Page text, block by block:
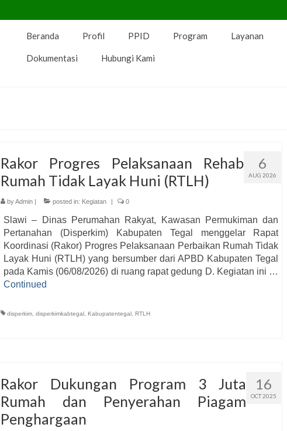
Beranda Profil PPID Program Layanan
Dokumentasi Hubungi Kami
6
AUG 2026
Rakor Progres Pelaksanaan Rehab
Rumah Tidak Layak Huni (RTLH)
byAdmin| posted in: Kegiatan | 0
Slawi – Dinas Perumahan Rakyat, Kawasan Permukiman dan
Pertanahan (Disperkim) Kabupaten Tegal menggelar Rapat
Koordinasi (Rakor) Progres Pelaksanaan Perbaikan Rumah Tidak
Layak Huni (RTLH) yang bersumber dari APBD Kabupaten Tegal
pada Kamis (06/08/2026) di ruang rapat gedung D. Kegiatan ini …
Continued
disperkim, disperkimkabtegal, Kabupatentegal, RTLH
16
OCT 2025
Rakor Dukungan Program 3 Juta
Rumah dan Penyerahan Piagam
Penghargaan